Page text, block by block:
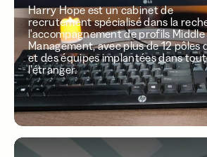
Harry Hope est un cabinet de
recrutement spécialisé dans la
l'accompagnement de profils Middle
Management, avec plus de 12 pôles
et des équipes implantées dans
l’étranger.